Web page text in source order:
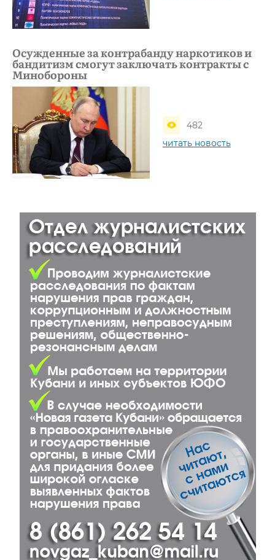
Осужденные за контрабанду наркотиков и
бандитизм смогут заключать контракты с
Минобороны
482
читать новость